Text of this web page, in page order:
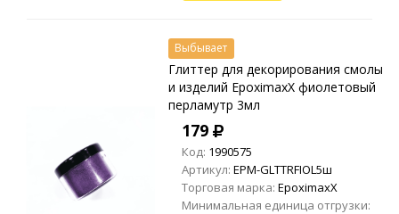
Выбывает
Глиттер для декорирования смолы
и изделий EpoximaxX фиолетовый
перламутр 3мл
179
Код: 1990575
Артикул: EPM-GLTTRFIOL5ш
Торговая марка: EpoximaxX
Минимальная единица отгрузки: